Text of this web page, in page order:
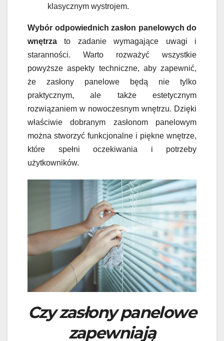
klasycznym wystrojem.
Wybór odpowiednich zasłon panelowych do
wnętrza to zadanie wymagające uwagi i
staranności. Warto rozważyć wszystkie
powyższe aspekty techniczne, aby zapewnić,
że zasłony panelowe będą nie tylko
praktycznym, ale także estetycznym
rozwiązaniem w nowoczesnym wnętrzu. Dzięki
właściwie dobranym zasłonom panelowym
można stworzyć funkcjonalne i piękne wnętrze,
które spełni oczekiwania i potrzeby
użytkowników.
Czy zasłony panelowe
zapewniają